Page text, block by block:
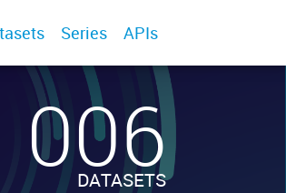
Series APIs
006
DATASETS